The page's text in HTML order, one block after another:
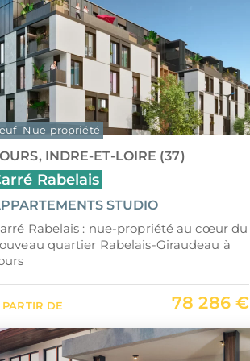
INDRE-ET-LOIRE (37)
Rabelais
STUDIO
Rabelais : nue-propriété au cœur du
quartier Rabelais-Giraudeau à
DE 78 286 €
Nue-propriété